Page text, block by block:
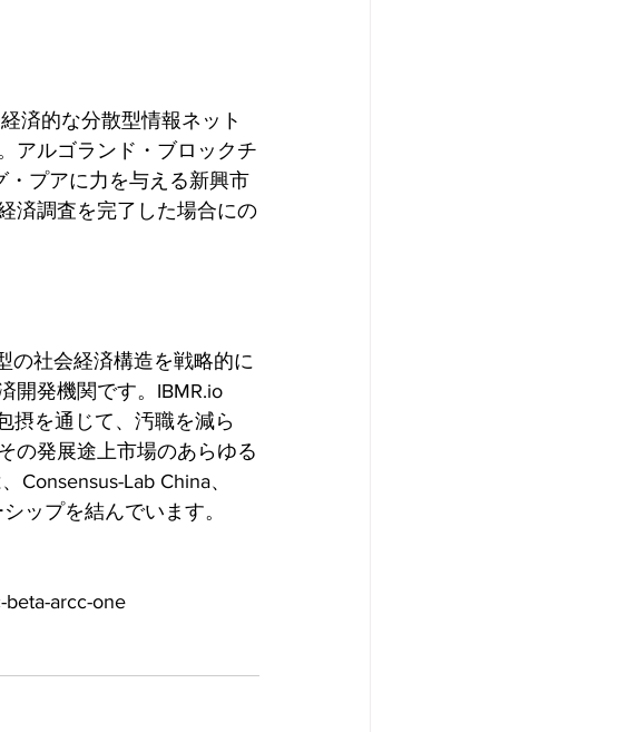
済的な分散型情報ネット
アルゴランド・ブロックチ
・プアに力を与える新興市
済調査を完了した場合にの
の社会経済構造を戦略的に
開発機関です。IBMR.io
摂を通じて、汚職を減ら
の発展途上市場のあらゆる
Consensus-Lab China、
ップを結んでいます。
arcc-one